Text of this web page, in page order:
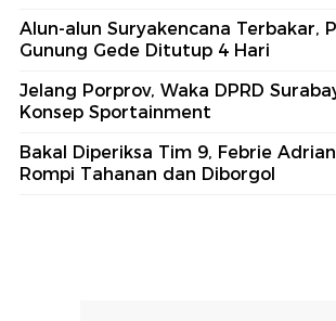
Alun-alun Suryakencana Terbakar,
Gunung Gede Ditutup 4 Hari
Jelang Porprov, Waka DPRD
Konsep Sportainment
Bakal Diperiksa Tim 9, Febrie
Rompi Tahanan dan Diborgol